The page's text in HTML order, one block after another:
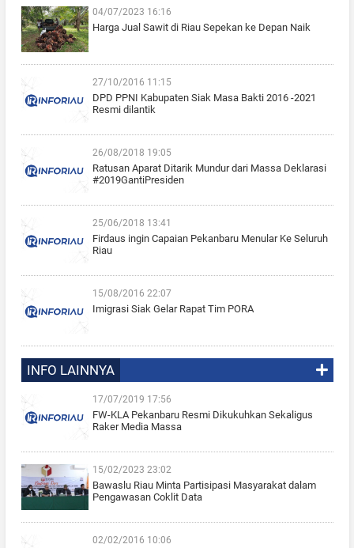
04/07/2023 16:16
Harga Jual Sawit di Riau Sepekan ke Depan Naik
27/10/2016 11:15
DPD PPNI Kabupaten Siak Masa Bakti 2016 -2021
Resmi dilantik
26/08/2018 19:05
Ratusan Aparat Ditarik Mundur dari Massa Deklarasi
#2019GantiPresiden
25/06/2018 13:41
Firdaus ingin Capaian Pekanbaru Menular Ke Seluruh
Riau
15/08/2016 22:07
Imigrasi Siak Gelar Rapat Tim PORA
INFO LAINNYA
17/07/2019 17:56
FW-KLA Pekanbaru Resmi Dikukuhkan Sekaligus
Raker Media Massa
15/02/2023 23:02
Bawaslu Riau Minta Partisipasi Masyarakat dalam
Pengawasan Coklit Data
02/02/2016 10:06